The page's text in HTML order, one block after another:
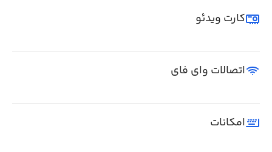
کارت ویدئو
اتصالات وای فای
امکانات